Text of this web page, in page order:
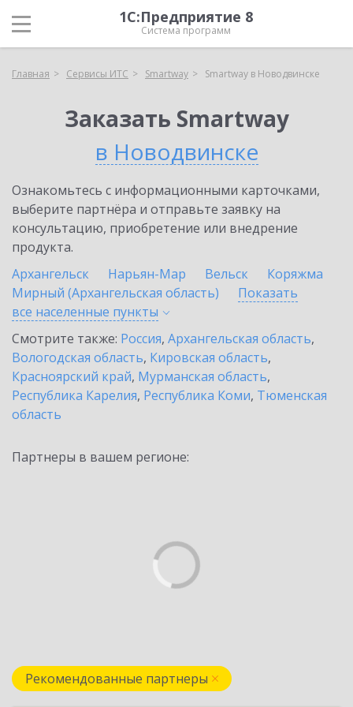
1С:Предприятие 8
Система программ
Главная Сервисы ИТС Smartway Smartway в Новодвинске
Заказать Smartway
в Новодвинске
Ознакомьтесь с информационными карточками,
выберите партнёра и отправьте заявку на
консультацию, приобретение или внедрение
продукта.
Архангельск
Нарьян-Мар Вельск
Коряжма
Мирный (Архангельская область)
Показать
все населенные пункты
Смотрите также: Россия, Архангельская область,
Вологодская область, Кировская область,
Красноярский край, Мурманская область,
Республика Карелия, Республика Коми, Тюменская
область
Партнеры в вашем регионе:
Рекомендованные партнеры